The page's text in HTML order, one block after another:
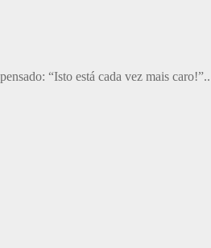
“Isto está cada vez mais